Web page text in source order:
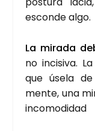
escon­de algo.
La mira­da
no inci­si­va.
que úse­la
men­te, una
inco­mo­di­dad